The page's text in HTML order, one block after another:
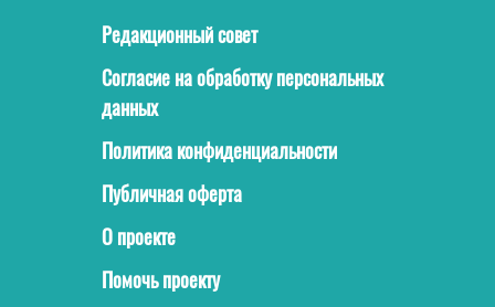
Редакционный совет
Согласие на обработку персональных
данных
Политика конфиденциальности
Публичная оферта
О проекте
Помочь проекту